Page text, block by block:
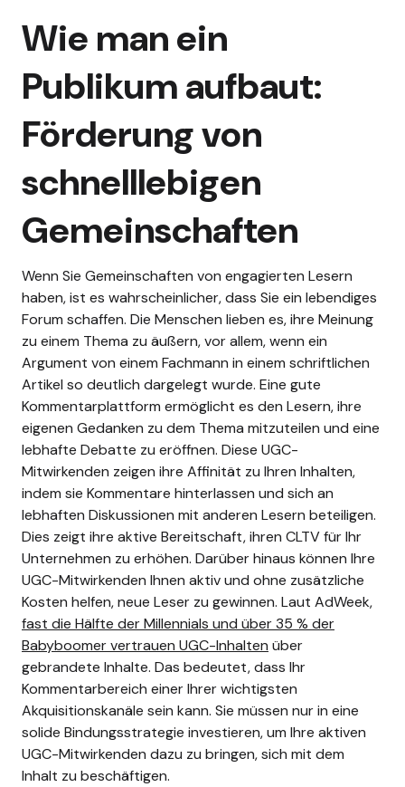
Wie man ein
Publikum aufbaut:
Förderung von
schnelllebigen
Gemeinschaften
Wenn Sie Gemeinschaften von engagierten Lesern
haben, ist es wahrscheinlicher, dass Sie ein lebendiges
Forum schaffen. Die Menschen lieben es, ihre Meinung
zu einem Thema zu äußern, vor allem, wenn ein
Argument von einem Fachmann in einem schriftlichen
Artikel so deutlich dargelegt wurde. Eine gute
Kommentarplattform ermöglicht es den Lesern, ihre
eigenen Gedanken zu dem Thema mitzuteilen und eine
lebhafte Debatte zu eröffnen. Diese UGC-
Mitwirkenden zeigen ihre Affinität zu Ihren Inhalten,
indem sie Kommentare hinterlassen und sich an
lebhaften Diskussionen mit anderen Lesern beteiligen.
Dies zeigt ihre aktive Bereitschaft, ihren CLTV für Ihr
Unternehmen zu erhöhen. Darüber hinaus können Ihre
UGC-Mitwirkenden Ihnen aktiv und ohne zusätzliche
Kosten helfen, neue Leser zu gewinnen. Laut AdWeek,
fast die Hälfte der Millennials und über 35 % der
Babyboomer vertrauen UGC-Inhalten über
gebrandete Inhalte. Das bedeutet, dass Ihr
Kommentarbereich einer Ihrer wichtigsten
Akquisitionskanäle sein kann. Sie müssen nur in eine
solide Bindungsstrategie investieren, um Ihre aktiven
UGC-Mitwirkenden dazu zu bringen, sich mit dem
Inhalt zu beschäftigen.